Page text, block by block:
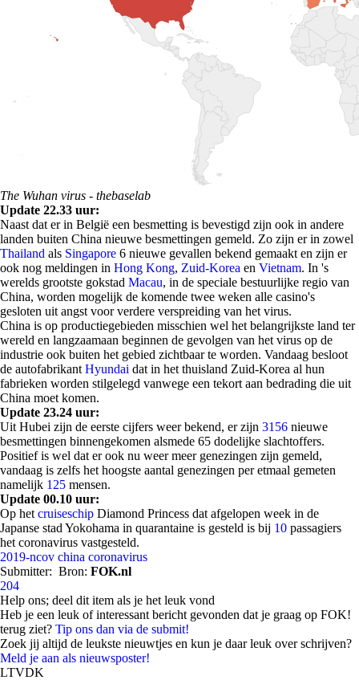
The Wuhan virus - thebaselab
Update 22.33 uur:
Naast dat er in België een besmetting is bevestigd zijn ook in andere
landen buiten China nieuwe besmettingen gemeld. Zo zijn er in zowel
Thailand als Singapore 6 nieuwe gevallen bekend gemaakt en zijn er
ook nog meldingen in Hong Kong, Zuid-Korea en Vietnam. In 's
werelds grootste gokstad Macau, in de speciale bestuurlijke regio van
China, worden mogelijk de komende twee weken alle casino's
gesloten uit angst voor verdere verspreiding van het virus.
China is op productiegebieden misschien wel het belangrijkste land ter
wereld en langzaamaan beginnen de gevolgen van het virus op de
industrie ook buiten het gebied zichtbaar te worden. Vandaag besloot
de autofabrikant Hyundai dat in het thuisland Zuid-Korea al hun
fabrieken worden stilgelegd vanwege een tekort aan bedrading die uit
China moet komen.
Update 23.24 uur:
Uit Hubei zijn de eerste cijfers weer bekend, er zijn 3156 nieuwe
besmettingen binnengekomen alsmede 65 dodelijke slachtoffers.
Positief is wel dat er ook nu weer meer genezingen zijn gemeld,
vandaag is zelfs het hoogste aantal genezingen per etmaal gemeten
namelijk 125 mensen.
Update 00.10 uur:
Op het cruiseschip Diamond Princess dat afgelopen week in de
Japanse stad Yokohama in quarantaine is gesteld is bij 10 passagiers
het coronavirus vastgesteld.
2019-ncov china coronavirus
Submitter: Bron: FOK.nl
204
Help ons; deel dit item als je het leuk vond
Heb je een leuk of interessant bericht gevonden dat je graag op FOK!
terug ziet? Tip ons dan via de submit!
Zoek jij altijd de leukste nieuwtjes en kun je daar leuk over schrijven?
Meld je aan als nieuwsposter!
LTVDK